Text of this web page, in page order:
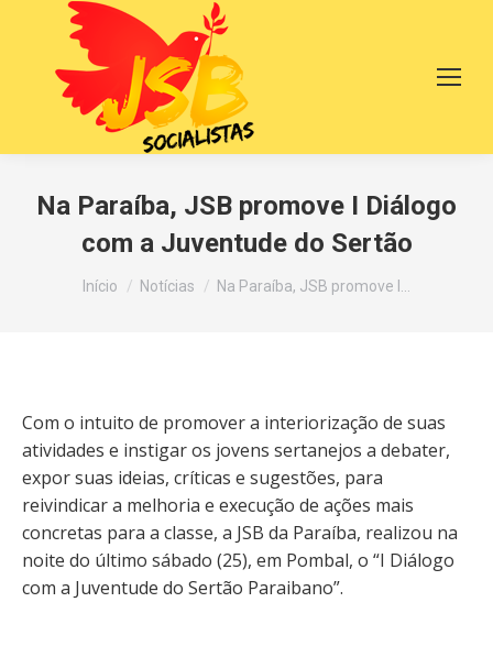
Na Paraíba, JSB promove I Diálogo
com a Juventude do Sertão
Você está aqui:
Início Notícias Na Paraíba, JSB promove I…
Com o intuito de promover a interiorização de suas
atividades e instigar os jovens sertanejos a debater,
expor suas ideias, críticas e sugestões, para
reivindicar a melhoria e execução de ações mais
concretas para a classe, a JSB da Paraíba, realizou na
noite do último sábado (25), em Pombal, o “I Diálogo
com a Juventude do Sertão Paraibano”.